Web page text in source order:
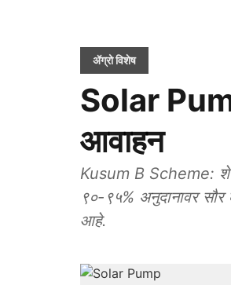
ॲग्रो विशेष
Solar
आवाहन
Kusum B Scheme:
९०-९५% अनुदानावर
आहे.